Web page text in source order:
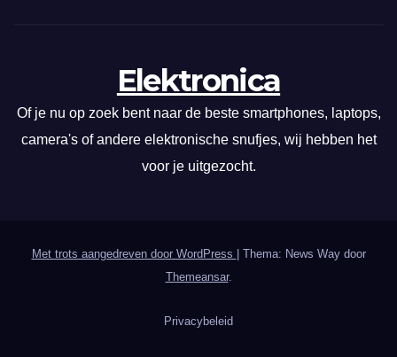
Elektronica
Of je nu op zoek bent naar de beste smartphones, laptops,
camera's of andere elektronische snufjes, wij hebben het
voor je uitgezocht.
Met trots aangedreven door WordPress
Thema: News Way door
Themeansar.
Privacybeleid